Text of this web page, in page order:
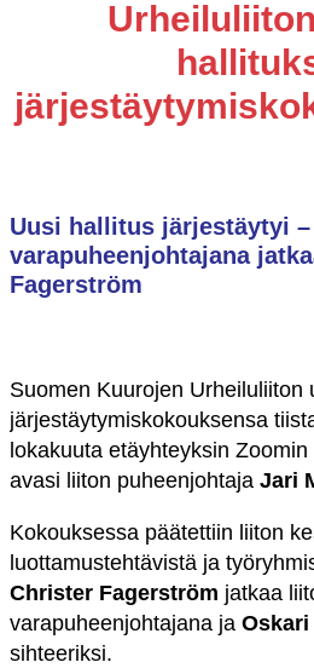
Uusi hallitus järjestäytyi –
varapuheenjohtajana
Fagerström
Suomen Kuurojen Urheiluliiton
järjestäytymiskokouksensa
lokakuuta etäyhteyksin
avasi liiton puheenjohtaja Jari
Kokouksessa päätettiin liiton
luottamustehtävistä ja
Christer Fagerström jatkaa
varapuheenjohtajana ja Oskari
sihteeriksi.